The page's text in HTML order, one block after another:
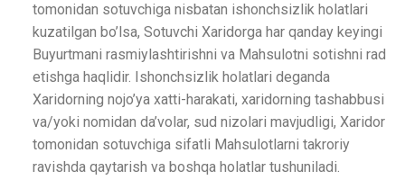
tomonidan sotuvchiga nisbatan ishonchsizlik holatlari
kuzatilgan bo’lsa, Sotuvchi Xaridorga har qanday keyingi
Buyurtmani rasmiylashtirishni va Mahsulotni sotishni rad
etishga haqlidir. Ishonchsizlik holatlari deganda
Xaridorning nojo’ya xatti-harakati, xaridorning tashabbusi
va/yoki nomidan da’volar, sud nizolari mavjudligi, Xaridor
tomonidan sotuvchiga sifatli Mahsulotlarni takroriy
ravishda qaytarish va boshqa holatlar tushuniladi.